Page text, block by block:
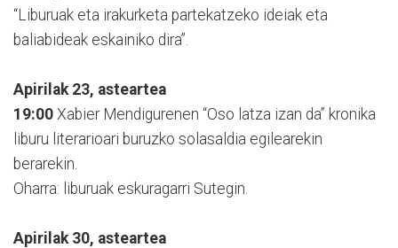
“Liburuak eta irakurketa partekatzeko ideiak eta
baliabideak eskainiko dira”.
Apirilak 23, asteartea
19:00 Xabier Mendigurenen “Oso latza izan da” kronika
liburu literarioari buruzko solasaldia egilearekin
berarekin.
Oharra: liburuak eskuragarri Sutegin.
Apirilak 30, asteartea